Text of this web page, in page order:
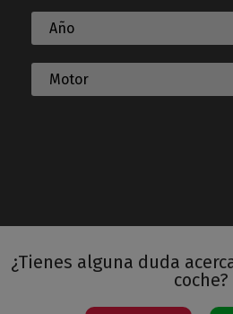
¿Tienes alguna duda
coche?